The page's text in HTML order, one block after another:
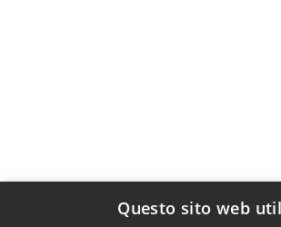
Questo sito web